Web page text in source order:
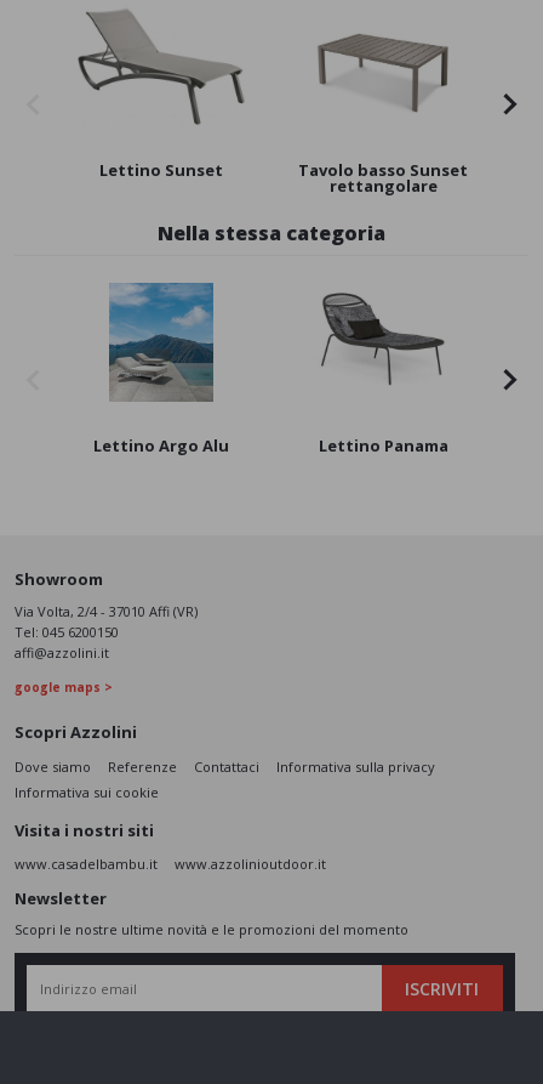
Lettino Sunset Tavolo basso Sunset
rettangolare
Nella stessa categoria
Lettino Argo Alu Lettino Panama
Showroom
Via Volta, 2/4 - 37010 Affi (VR)
Tel: 045 6200150
affi@azzolini.it
google maps >
Scopri Azzolini
Dove siamo Referenze Contattaci
Informativa sulla privacy
Informativa sui cookie
Visita i nostri siti
www.casadelbambu.it www.azzolinioutdoor.it
Newsletter
Scopri le nostre ultime novità e le promozioni del momento
ISCRIVITI